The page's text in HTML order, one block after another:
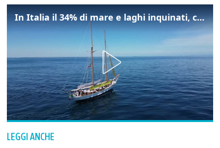
In Italia il 34% di mare e laghi inquinati, colpa della maladepurazione
LEGGI ANCHE